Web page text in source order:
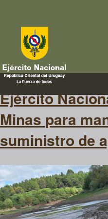
sequía
Ejército
Minas para
suministro de